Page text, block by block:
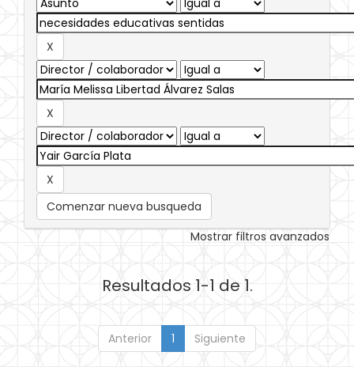
Comenzar nueva busqueda
Mostrar filtros avanzados
Resultados 1-1 de 1.
Anterior 1 Siguiente